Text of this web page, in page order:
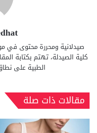
صيدلانية ومحررة محتوى في
كلية الصيدلة، تهتم بكتابة
الطبية على
مقالات ذات صلة